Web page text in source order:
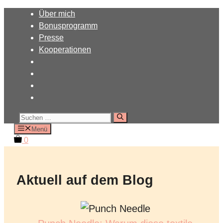
springen
Über mich
Bonusprogramm
Presse
Kooperationen
Suchen
nach:Menü
0
Aktuell auf dem Blog